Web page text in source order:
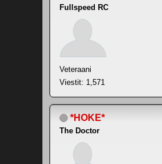
Fullspeed RC
Veteraani
Viestit: 1,571
*HOKE*
The Doctor